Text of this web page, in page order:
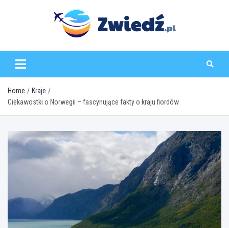
zwiedz.pl
Home
Kraje
Ciekawostki o Norwegii – fascynujące fakty o kraju fiordów